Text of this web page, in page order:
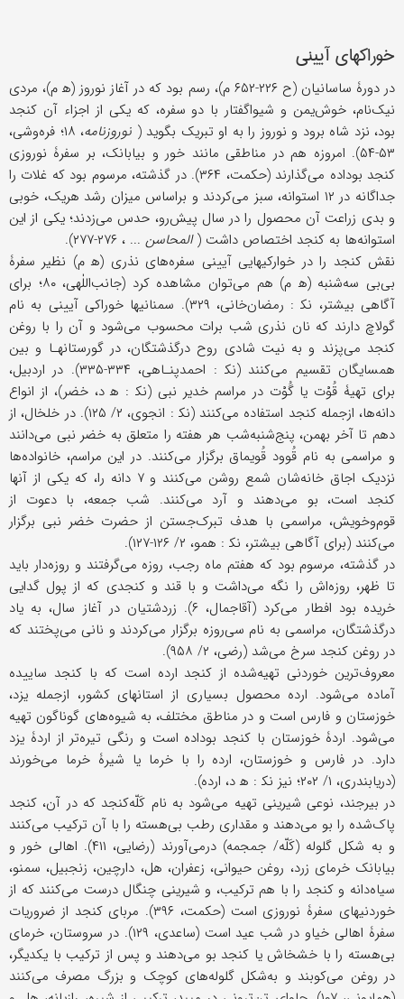
خوراکهای آیینی
در دورۀ ساسانیان (ح ۲۲۶-۶۵۲ م)، رسم بود که در آغاز نوروز (ه‍ م)، مردی
نیک‌نام، خوش‌یمن و شیوا‌گفتار با دو سفره، که یکی از اجزاء آن کنجد
بود، نزد شاه برود و نوروز را به او تبریک بگوید ( نوروزنامه
، ۱۸؛ فره‌وشی،
۵۳-۵۴). امروزه هم در مناطقی مانند خور و بیابانک، بر سفرۀ نوروزی
کنجد بوداده می‌گذارند (حکمت، ۳۶۴). در گذشته، مرسوم بود که غلات را
جداگانه در ۱۲ استوانه،‌ سبز می‌کردند و براساس میزان رشد هریک، خوبی
و بدی زراعت آن محصول را در سال پیش‌رو، حدس می‌زدند؛ یکی از این
استوانه‌ها به کنجد اختصاص داشت (المحاسن ... ، ۲۷۶-۲۷۷).
نقش کنجد را در خوارکیهایی آیینی سفره‌‌های نذری (ه‍ م) نظیر سفرۀ‌
بی‌‌بی سه‌شنبه (ه‍ م) هم می‌توان مشاهده کرد (جانب‌اللٰهی، ۸۰؛ برای
آگاهی بیشتر، نک‍ : رمضان‌خانی، ۳۲۹). سمنانیها خوراکی آیینی به نام
گولاچ دارند که نان نذری شب برات محسوب می‌شود و آن را با روغن
کنجد می‌پزند و به نیت شادی روح درگذشتگان، در گورستانهـا و بین
همسایگان تقسیم می‌کنند (نک‍ : احمدپنـاهی، ۳۳۴-۳۳۵). در اردبیل،
برای تهیۀ قُوْت یا گُوْت در مراسم خدیر نبی (نک‍ : ه‍ د، خضر)، از انواع
دانه‌ها، از‌جمله کنجد استفاده می‌کنند (نک‍ : انجوی، ۲/ ۱۲۵). در خلخال، از
دهم تا آخر بهمن، پنج‌شنبه‌شب هر هفته را متعلق به خضر نبی می‌دانند
و مراسمی به نام قُوود قُویماق برگزار می‌کنند. در این مراسم، خانواده‌ها
نزدیک اجاق خانه‌شان شمع روشن می‌کنند و ۷ دانه را، که یکی از آنها
کنجد است، بو می‌دهند و آرد می‌کنند. شب جمعه، با دعوت از
قوم‌وخویش، مراسمی با هدف تبرک‌جستن از حضرت خضر نبی برگزار
می‌کنند (برای آگاهی بیشتر، نک‍ : همو، ۲/ ۱۲۶-۱۲۷).
در گذشته، مرسوم بود که هفتم ماه رجب، روزه می‌گرفتند و روزه‌دار باید
تا ظهر، روزه‌اش را نگه می‌داشت و با قند و کنجدی که از پول گدایی
خریده بود افطار می‌کرد (آقاجمال، ۶). زردشتیان در آغاز سال، به یاد
درگذشتگان، مراسمی به نام سی‌روزه برگزار می‌کردند و نانی می‌پختند که
در روغن کنجد سرخ می‌شد (رضی، ۲/ ۹۵۸).
معروف‌ترین خوردنی تهیه‌شده از کنجد ارده است که با کنجد ساییده
آماده می‌شود. ارده محصول بسیاری از استانهای کشور، ازجمله یزد،
خوزستان و فارس است و در مناطق مختلف، به شیوه‌های گوناگون تهیه
می‌شود. اردۀ خوزستان با کنجد بوداده است و رنگی تیره‌تر از اردۀ یزد
دارد. در فارس و خوزستان، ارده را با خرما یا شیرۀ خرما می‌خورند
(دریابندری، ۱/ ۲۰۲؛ نیز نک‍ : ه‍ د، ارده).
در بیرجند، نوعی شیرینی تهیه می‌شود به نام کَلّه‌‌کنجد که در آن، کنجد
پاک‌شده را بو می‌دهند و مقداری رطب بی‌هسته را با آن ترکیب می‌کنند
و به شکل گلوله (کَلّه/ جمجمه) درمی‌آورند (رضایی، ۴۱۱). اهالی خور و
بیابانک خرمای زرد، روغن حیوانی، زعفران، هل، دارچین، زنجبیل، سمنو،
سیاه‌دانه و کنجد را با هم ترکیب، و شیرینی چنگال درست می‌کنند که از
خوردنیهای سفرۀ نوروزی است (حکمت، ۳۹۶). مربای کنجد از ضروریات
سفرۀ اهالی خیاو در شب عید است (ساعدی، ۱۲۹). در سروستان، خرمای
بی‌هسته را با خشخاش یا کنجد بو می‌دهند و پس از ترکیب با یکدیگر،
در روغن می‌کوبند و به‌‌شکل گلوله‌های کوچک و بزرگ مصرف می‌کنند